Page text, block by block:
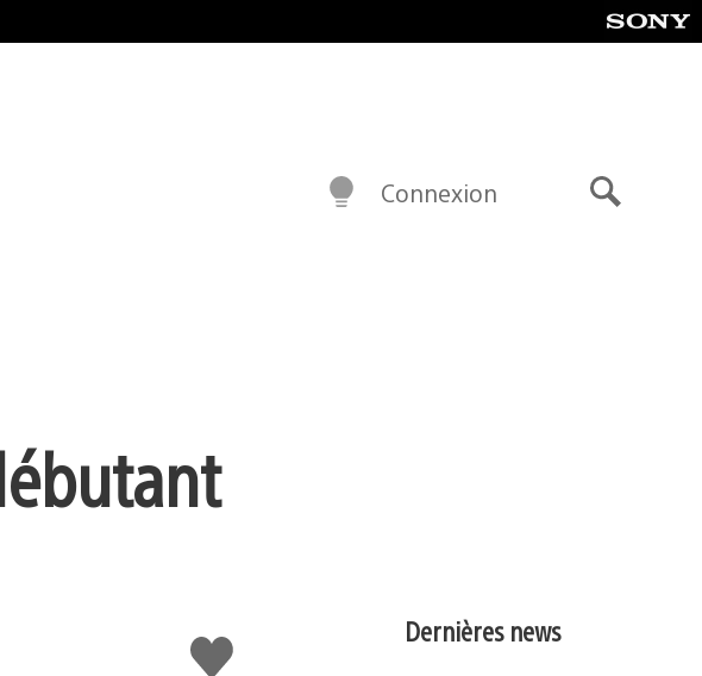
Connexion
J'aime Dernières news